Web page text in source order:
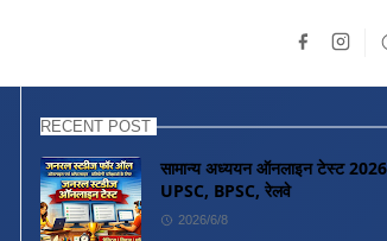
RECENT POST
सामान्य अध्ययन ऑनलाइन टेस्ट
UPSC, BPSC, रेलवे
2026/6/8